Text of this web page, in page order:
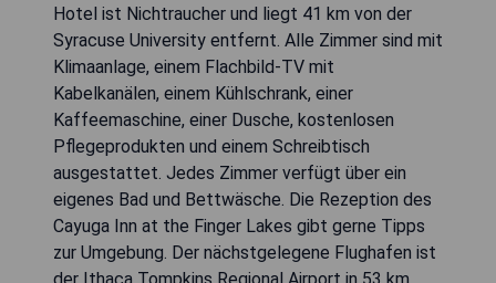
Hotel ist Nichtraucher und liegt 41 km von der
Syracuse University entfernt. Alle Zimmer sind mit
Klimaanlage, einem Flachbild-TV mit
Kabelkanälen, einem Kühlschrank, einer
Kaffeemaschine, einer Dusche, kostenlosen
Pflegeprodukten und einem Schreibtisch
ausgestattet. Jedes Zimmer verfügt über ein
eigenes Bad und Bettwäsche. Die Rezeption des
Cayuga Inn at the Finger Lakes gibt gerne Tipps
zur Umgebung. Der nächstgelegene Flughafen ist